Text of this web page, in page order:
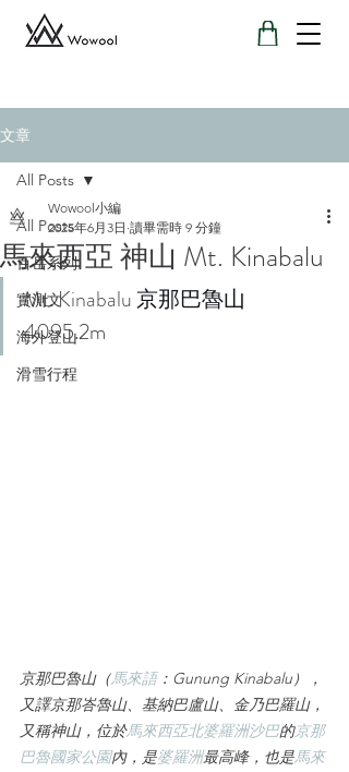
文章
All Posts
百岳系列
實測文
海外登山
滑雪行程
All Posts
馬來西亞 神山 Mt. Kinabalu
Wowool小編
2025年6月3日 讀畢需時 9 分鐘
Mt. Kinabalu 京那巴魯山
4095.2m
京那巴魯山（馬來語：Gunung Kinabalu），
又譯京那峇魯山、基納巴盧山、金乃巴羅山，
又稱神山，位於馬來西亞北婆羅洲沙巴的京那
巴魯國家公園內，是婆羅洲最高峰，也是馬來